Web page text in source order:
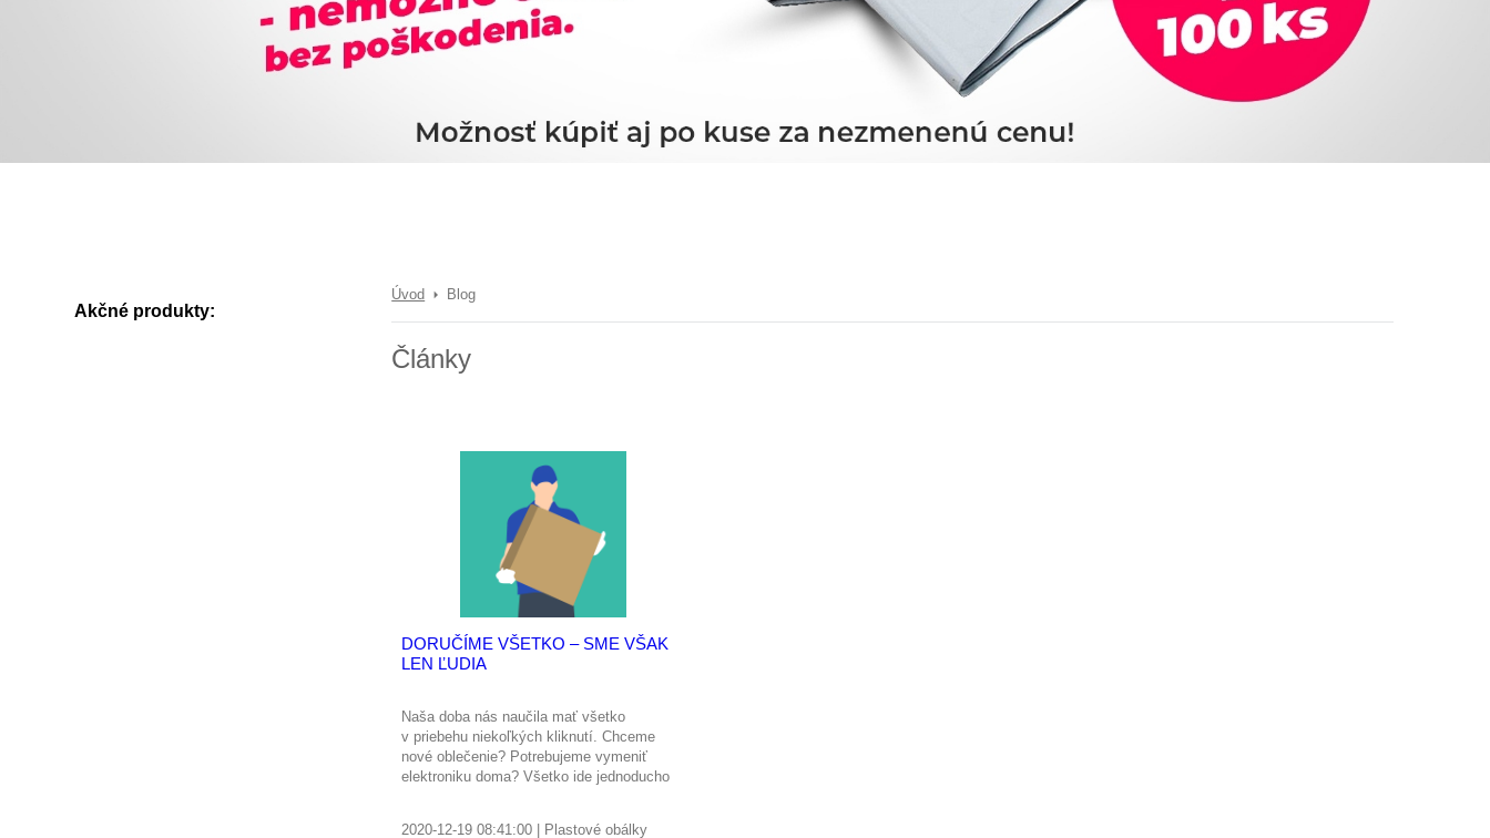
Akčné produkty:
Úvod Blog
Články
DORUČÍME VŠETKO – SME VŠAK
LEN ĽUDIA
Naša doba nás naučila mať všetko
v priebehu niekoľkých kliknutí. Chceme
nové oblečenie? Potrebujeme vymeniť
elektroniku doma? Všetko ide jednoducho
2020-12-19 08:41:00| Plastové obálky